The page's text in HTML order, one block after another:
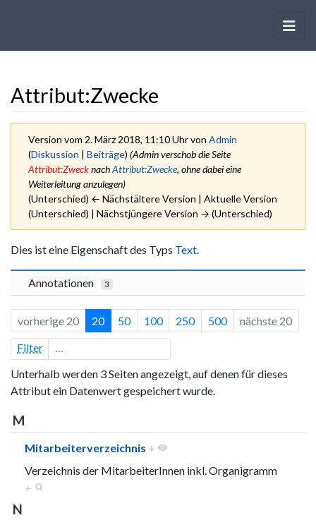
Attribut:Zwecke
Version vom 2. März 2018, 11:10 Uhr von Admin
(Diskussion | Beiträge) (Admin verschob die Seite
Attribut:ZwecknachAttribut:Zwecke, ohne dabei eine
Weiterleitung anzulegen)
(Unterschied) ← Nächstältere Version | Aktuelle Version
(Unterschied) | Nächstjüngere Version → (Unterschied)
Wechseln zu:Navigation,Suche
Dies ist eine Eigenschaft des Typs Text.
Annotationen 3
vorherige 20 20 50 100 250 500 nächste 20
Filter
Unterhalb werden 3 Seiten angezeigt, auf denen für dieses
Attribut ein Datenwert gespeichert wurde.
M
Mitarbeiterverzeichnis +
Verzeichnis der MitarbeiterInnen inkl. Organigramm
+
N